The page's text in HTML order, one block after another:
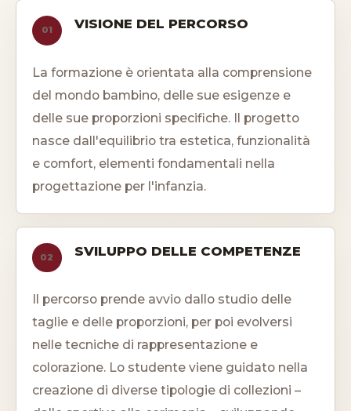
01 VISIONE DEL PERCORSO
La formazione è orientata alla comprensione
del mondo bambino, delle sue esigenze e
delle sue proporzioni specifiche. Il progetto
nasce dall'equilibrio tra estetica, funzionalità
e comfort, elementi fondamentali nella
progettazione per l'infanzia.
02 SVILUPPO DELLE COMPETENZE
Il percorso prende avvio dallo studio delle
taglie e delle proporzioni, per poi evolversi
nelle tecniche di rappresentazione e
colorazione. Lo studente viene guidato nella
creazione di diverse tipologie di collezioni –